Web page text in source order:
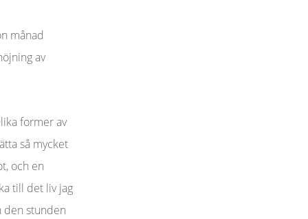
månad
av
former av
så mycket
och en
till det liv jag
den stunden